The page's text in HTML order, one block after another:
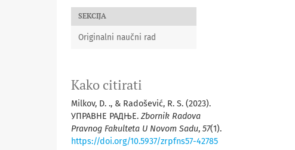
SEKCIJA
Originalni naučni rad
Kako citirati
Milkov, D. ., & Radošević, R. S. (2023).
УПРАВНЕ РАДЊЕ. Zbornik Radova
Pravnog Fakulteta U Novom Sadu, 57(1).
https://doi.org/10.5937/zrpfns57-42785